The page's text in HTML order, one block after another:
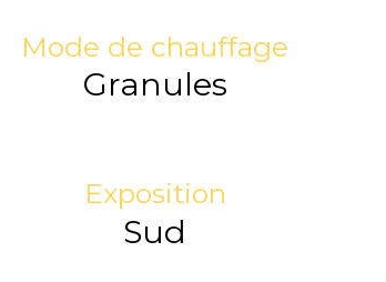
Mode de chauffage
Granules
Exposition
Sud